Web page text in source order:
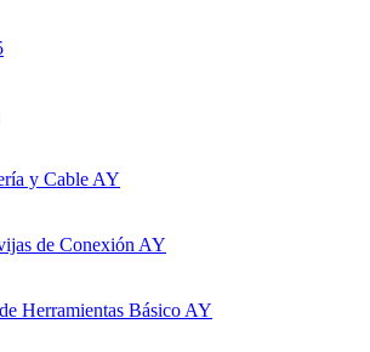
y Cable AY
de Conexión AY
Herramientas Básico AY